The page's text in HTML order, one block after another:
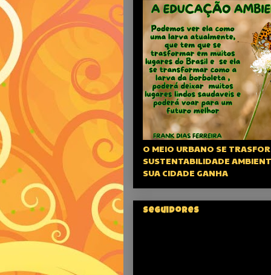
O MEIO URBANO SE
SUSTENTABILIDADE
SUA CIDADE GANHA
Seguidores